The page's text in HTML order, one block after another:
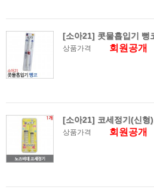
[소아21] 콧물흡입기 뻥
상품가격 회원공개
[소아21] 코세정기(신형
상품가격 회원공개